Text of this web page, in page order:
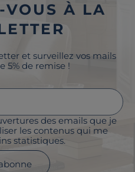
VOUS À LA
et surveillez vos mails
5% de remise !
des emails que je
les contenus qui me
statistiques.